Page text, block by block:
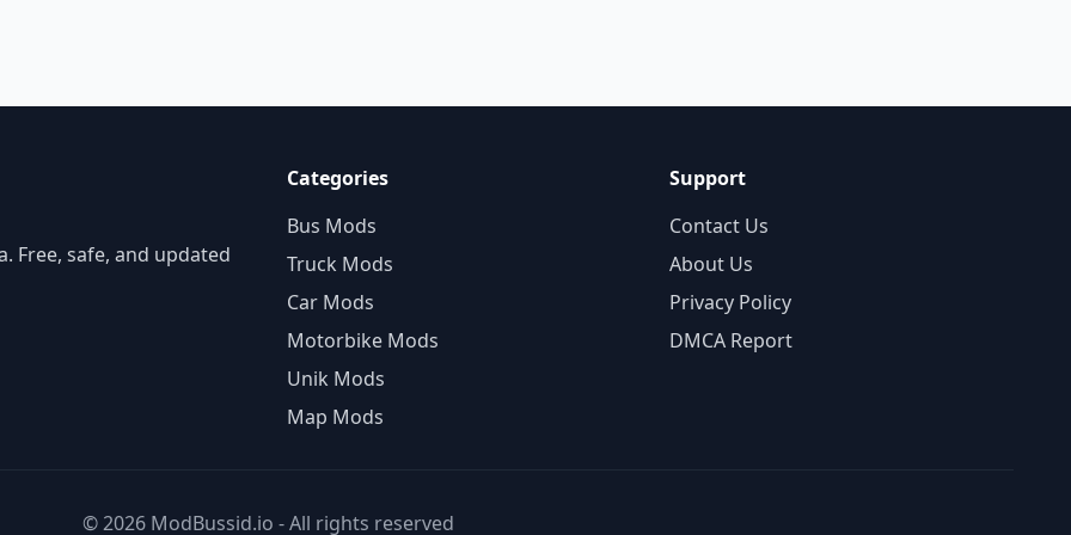
Free, safe, and updated
Categories
Bus Mods
Truck Mods
Car Mods
Motorbike Mods
Unik Mods
Map Mods
Support
Contact Us
About Us
Privacy Policy
DMCA Report
© 2026 ModBussid.io - All rights reserved